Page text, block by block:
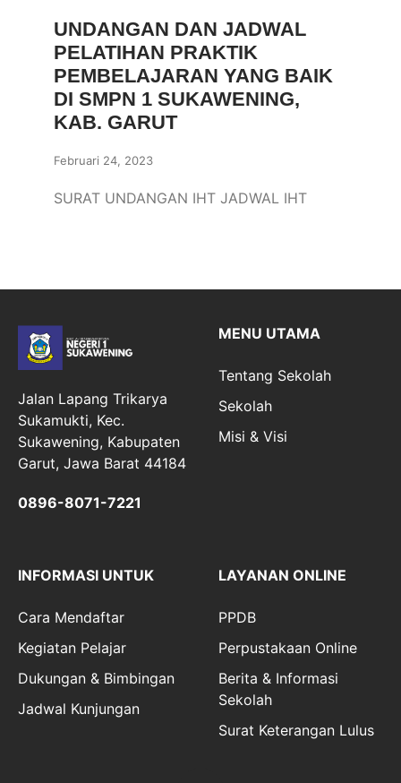
UNDANGAN DAN JADWAL
PELATIHAN PRAKTIK
PEMBELAJARAN YANG BAIK
DI SMPN 1 SUKAWENING,
KAB. GARUT
Februari 24, 2023
SURAT UNDANGAN IHT JADWAL IHT
Jalan Lapang Trikarya
Sukamukti, Kec.
Sukawening, Kabupaten
Garut, Jawa Barat 44184
0896-8071-7221
MENU UTAMA
Tentang Sekolah
Sekolah
Misi & Visi
INFORMASI UNTUK
Cara Mendaftar
Kegiatan Pelajar
Dukungan & Bimbingan
Jadwal Kunjungan
LAYANAN ONLINE
PPDB
Perpustakaan Online
Berita & Informasi
Sekolah
Surat Keterangan Lulus